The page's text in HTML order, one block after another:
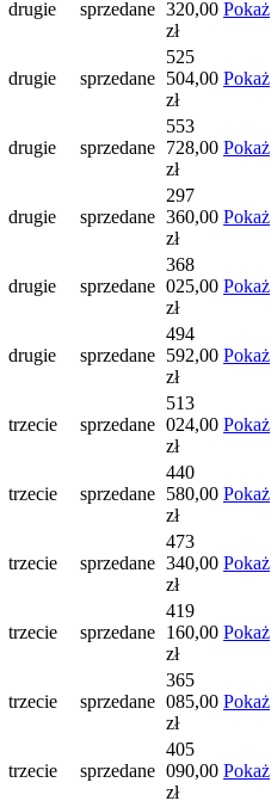
drugie sprzedane 320,00
zł
Pokaż
drugie sprzedane
525
504,00
zł
Pokaż
drugie sprzedane
553
728,00
zł
Pokaż
drugie sprzedane
297
360,00
zł
Pokaż
drugie sprzedane
368
025,00
zł
Pokaż
drugie sprzedane
494
592,00
zł
Pokaż
trzecie sprzedane
513
024,00
zł
Pokaż
trzecie sprzedane
440
580,00
zł
Pokaż
trzecie sprzedane
473
340,00
zł
Pokaż
trzecie sprzedane
419
160,00
zł
Pokaż
trzecie sprzedane
365
085,00
zł
Pokaż
trzecie sprzedane
405
090,00
zł
Pokaż